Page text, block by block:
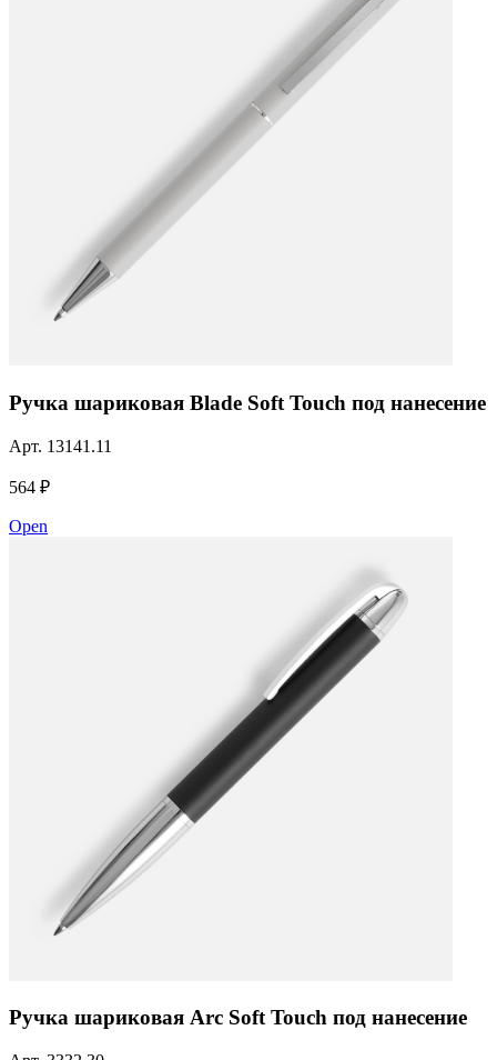
Ручка шариковая Blade Soft Touch под нанесение
Арт. 13141.11
564 ₽
Open
Ручка шариковая Arc Soft Touch под нанесение